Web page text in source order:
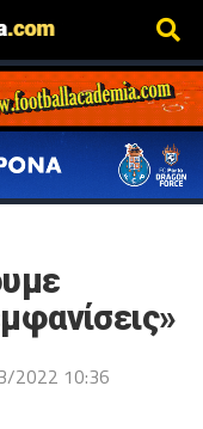
2022 10:36